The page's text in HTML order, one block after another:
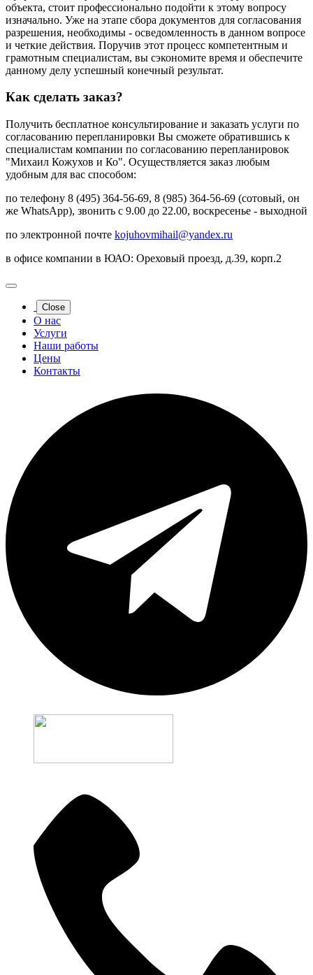
объекта, стоит профессионально подойти к этому вопросу
изначально. Уже на этапе сбора документов для согласования
разрешения, необходимы - осведомленность в данном вопросе
и четкие действия. Поручив этот процесс компетентным и
грамотным специалистам, вы сэкономите время и обеспечите
данному делу успешный конечный результат.
Как сделать заказ?
Получить бесплатное консультирование и заказать услуги по
согласованию перепланировки Вы сможете обратившись к
специалистам компании по согласованию перепланировок
"Михаил Кожухов и Ко". Осуществляется заказ любым
удобным для вас способом:
по телефону 8 (495) 364-56-69, 8 (985) 364-56-69 (сотовый, он
же WhatsApp), звонить с 9.00 до 22.00, воскресенье - выходной
по электронной почте kojuhovmihail@yandex.ru
в офисе компании в ЮАО: Ореховый проезд, д.39, корп.2
Close
О нас
Услуги
Наши работы
Цены
Контакты